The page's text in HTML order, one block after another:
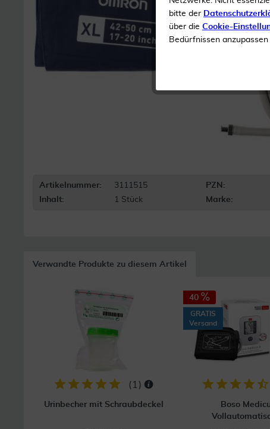
Artikelnummer: 3111515 PZN:
Inhalt:
1 Stück Marke:
Verwandte Produkte zu diesem Artikel
( 1 )
Urinbecher mit Schraubdeckel
40
GRATIS
Versand
Boso
bitte der
über die Cookie-
Bedürfnissen